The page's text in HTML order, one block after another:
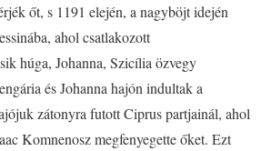
őt, s 1191 elején, a nagyböjt idején
ahol csatlakozott
húga, Johanna, Szicília özvegy
és Johanna hajón indultak a
zátonyra futott Ciprus partjainál, ahol
Komnenosz megfenyegette őket. Ezt